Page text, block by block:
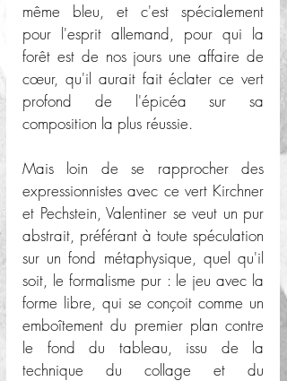
même bleu, et c'est spécialement
pour l'esprit allemand, pour qui la
forêt est de nos jours une affaire de
cœur, qu'il aurait fait éclater ce vert
profond de l'épicéa sur sa
composition la plus réussie.
Mais loin de se rapprocher des
expressionnistes avec ce vert Kirchner
et Pechstein, Valentiner se veut un pur
abstrait, préférant à toute spéculation
sur un fond métaphysique, quel qu'il
soit, le formalisme pur : le jeu avec la
forme libre, qui se conçoit comme un
emboîtement du premier plan contre
le fond du tableau, issu de la
technique du collage et du